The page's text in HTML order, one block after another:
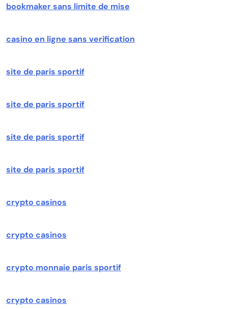
bookmaker sans limite de mise
casino en ligne sans verification
site de paris sportif
site de paris sportif
site de paris sportif
site de paris sportif
crypto casinos
crypto casinos
crypto monnaie paris sportif
crypto casinos